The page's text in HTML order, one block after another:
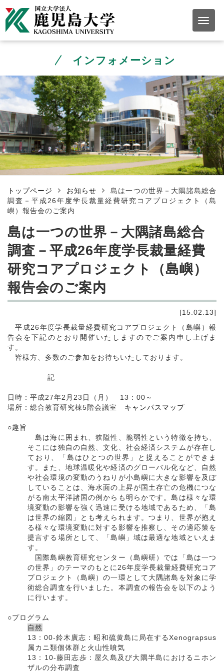
インフォメーション
トップページ お知らせ
島は一つの世界－大隅諸島総合
調査－平成26年度学長裁量経費研究コアプロジェクト（島
嶼）報告会のご案内
島は一つの世界－大隅諸島総合
調査－平成26年度学長裁量経費
研究コアプロジェクト（島嶼）
報告会のご案内
[15.02.13]
平成26年度学長裁量経費研究コアプロジェクト（島嶼）報
告会を下記のとおり開催いたしますのでご案内申し上げま
す。
皆様方、多数のご参加をお待ちいたしております。
記
日時：平成27年2月23日（月） 13：00～
場所：総合教育研究棟5階会議室 キャンパスマップ
○趣旨
島は海に囲まれ、狭隘性、脆弱性という特徴を持ち、
そこには独自の自然、文化、社会経済システムが存在し
ており、「島はひとつの世界」と捉えることができま
す。また、地球温暖化や経済のグローバル化など、自然
や社会環境の変動のうねりが小島嶼に大きな影響を及ぼ
していることは、海水面の上昇が国土存亡の危機につな
がる南太平洋諸国の例からも明らかです。島は様々な環
境変動の影響を強く迅速に受ける地域であるため、「島
は世界の縮図」とも考えられます。つまり、世界が抱え
る様々な環境変動に対する影響を推察し、その適応策を
提言する場所として、「島嶼」域は最適な地域といえま
す。
国際島嶼教育研究センター（島嶼研）では「島は一つ
の世界」のテーマのもとに26年度学長裁量経費研究コア
プロジェクト（島嶼）の一環として大隅諸島を対象に学
術総合調査を行いました。本調査の報告会を以下のよう
に行います。
○プログラム
自然
13：00-鈴木廣志：昭和硫黄島に局在するXenograpsus
属カニ類個体群と火山性噴気
13：10-藤田志歩：屋久島及び大隅半島におけるニホン
ザルの分布調査